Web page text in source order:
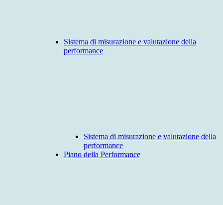
Sistema di misurazione e valutazione della
performance
Sistema di misurazione e valutazione della
performance
Piano della Performance